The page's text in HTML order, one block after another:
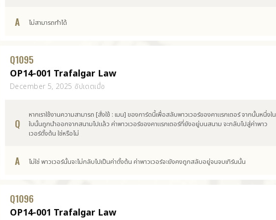
A ไม่สามารถทำได้
Q1095
OP14-001 Trafalgar Law
December 5, 2025 อัปเดตเมื่อ
Q
หากเราใช้งานความสามารถ [สั่งใช้ : เมน] ของการ์ดนี้เพื่อสลับพาวเวอร์ของคาแรกเตอร์ จากนั้นหนึ่งใน
ใบนั้นถูกนำออกจากสนามไปแล้ว ค่าพาวเวอร์ของคาแรกเตอร์ที่ยังอยู่บนสนาม จะกลับไปสู่ค่าพาว
เวอร์ตั้งต้น ใช่หรือไม่
A ไม่ใช่ พาวเวอร์นั้นจะไม่กลับไปเป็นค่าตั้งต้น ค่าพาวเวอร์จะยังคงถูกสลับอยู่จนจบเทิร์นนั้น
Q1096
OP14-001 Trafalgar Law